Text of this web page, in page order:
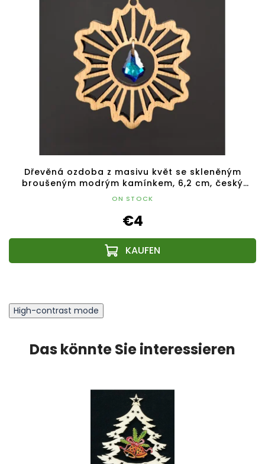
Dřevěná ozdoba z masivu květ se skleněným
broušeným modrým kamínkem, 6,2 cm, český
výrobek
ON STOCK
€4
High-contrast mode
Das könnte Sie interessieren